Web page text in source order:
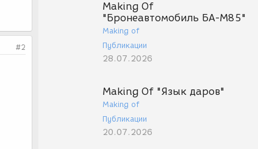
Making Of
"Бронеавтомобиль БА-М85"
Making of
Публикации
28.07.2026
Making Of "Язык даров"
Making of
Публикации
20.07.2026
#2